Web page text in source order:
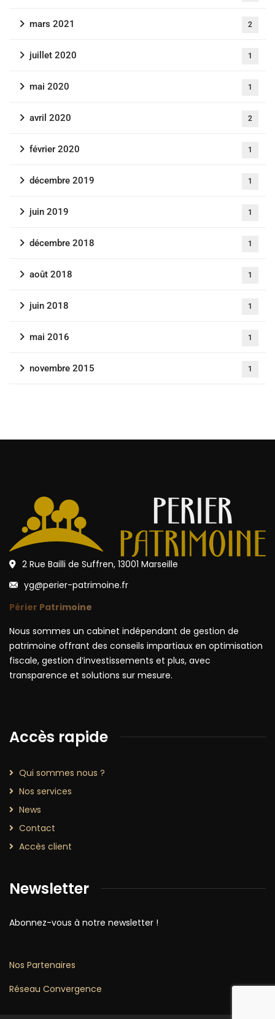
mars 2021 2
juillet 2020 1
mai 2020 1
avril 2020 2
février 2020 1
décembre 2019 1
juin 2019 1
décembre 2018 1
août 2018 1
juin 2018 1
mai 2016 1
novembre 2015 1
2 Rue Bailli de Suffren, 13001 Marseille
yg@perier-patrimoine.fr
Périer Patrimoine
Nous sommes un cabinet indépendant de gestion de
patrimoine offrant des conseils impartiaux en optimisation
fiscale, gestion d’investissements et plus, avec
transparence et solutions sur mesure.
Accès rapide
Qui sommes nous ?
Nos services
News
Contact
Accès client
Newsletter
Abonnez-vous à notre newsletter !
Nos Partenaires
Réseau Convergence